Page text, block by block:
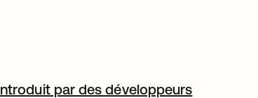
par des développeurs